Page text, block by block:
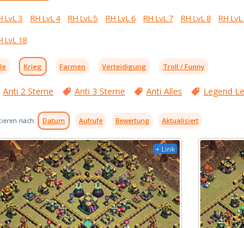
LvL 3 RH LvL 4 RH LvL 5 RH LvL 6 RH LvL 7 RH LvL 8 RH
LvL 18
Krieg Farmen Verteidigung Troll / Funny
Anti 2 Sterne Anti 3 Sterne Anti Alles Legend
nach: Datum Aufrufe Bewertung Aktualisiert
+ Link